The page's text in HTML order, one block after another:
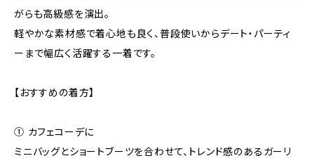
がらも高級感を演出。
軽やかな素材感で着心地も良く、普段使いからデート・パーティ
ーまで幅広く活躍する一着です。
【おすすめの着方】
① カフェコーデに
ミニバッグとショートブーツを合わせて、トレンド感のあるガーリ